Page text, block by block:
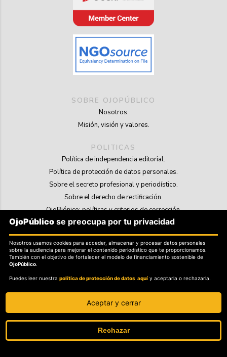
SOBRE OJOPÚBLICO
Nosotros.
Misión, visión y valores.
POLITICAS
Política de independencia editorial.
Política de protección de datos personales.
Sobre el secreto profesional y periodístico.
Sobre el derecho de rectificación.
OjoBiónico: políticas y criterios de corrección.
Sobre libertad de información frente a pedidos de retiro de contenidos.
SOSTENIBILIDAD
La Tienda de OjoPúblico.
OjoLab.
OjoPúblico se preocupa por tu privacidad
Nosotros usamos cookies para acceder, almacenar y procesar datos personales
sobre la audiencia para mejorar el contenido periodístico que te proporcionamos.
También con el objetivo de fortalecer el modelo de financiamiento sostenible de
OjoPúblico.
Puedes leer nuestrapolítica de protección de datos aquí y aceptarla o rechazarla.
Aceptar y cerrar
Rechazar